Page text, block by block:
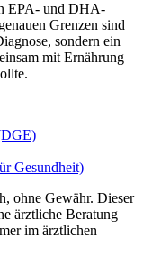
EPA- und DHA-
Grenzen sind
sondern ein
mit Ernährung
Gesundheit)
ohne Gewähr. Dieser
ärztliche Beratung
im ärztlichen